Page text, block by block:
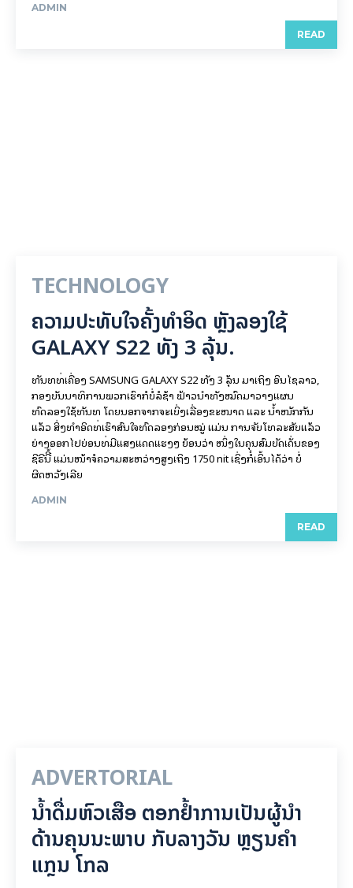
ADMIN
READ
TECHNOLOGY
ຄວາມປະທັບໃຈຄັ້ງທຳອິດ ຫຼັງລອງໃຊ້
GALAXY S22 ທັງ 3 ລຸ້ນ.
ທັນທີທີ່ເຄື່ອງ SAMSUNG GALAXY S22 ທັງ 3 ລຸ້ນ ມາເຖິງ ອິນໄຊລາວ,
ກອງບັນນາທິການພວກເຮົາກໍບໍ່ລໍຊ້າ ຟ້າວນຳທັງໝົດມາວາງແຜນ
ທົດລອງໃຊ້ທັນທີ ໂດຍນອກຈາກຈະເບິ່ງເລື່ອງຂະໜາດ ແລະ ນ້ຳໜັກກັນ
ແລ້ວ ສິ່ງທຳອິດທີ່ເຮົາສົນໃຈທົດລອງກ່ອນໝູ່ ແມ່ນ ການຈັບໂທລະສັບແລ້ວ
ຍ່າງອອກໄປບ່ອນທີ່ມີແສງແດດແຮງໆ ຍ້ອນວ່າ ໜຶ່ງໃນຄຸນສົມບັດເດັ່ນຂອງ
ຊີຣີນີີ້ ແມ່ນໜ້າຈໍຄວາມສະຫວ່າງສູງເຖິງ 1750 nit ເຊິ່ງກໍໍ່ເອິ້ນໄດ້ວ່າ ບໍ່
ຜິດຫວັງເລີຍ
ADMIN
READ
ADVERTORIAL
ນໍ້າດື່ມຫົວເສືອ ຕອກຢໍ້າການເປັນຜູ້ນຳ
ດ້ານຄຸນນະພາບ ກັບລາງວັນ ຫຼຽນຄຳ
ແກຼນ ໂກລ